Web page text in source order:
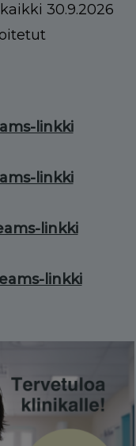
30.9.2026
linkki
linkki
linkki
linkki